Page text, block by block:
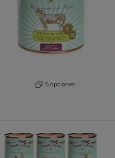
5 opciones